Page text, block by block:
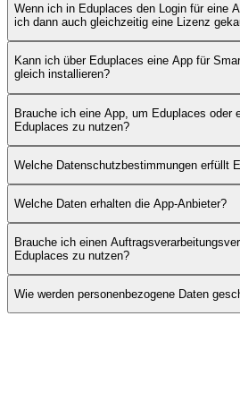
Wenn ich in Eduplaces den Login für eine
ich dann auch gleichzeitig eine Lizenz
Kann ich über Eduplaces eine App für
gleich installieren?
Brauche ich eine App, um Eduplaces oder
Eduplaces zu nutzen?
Welche Datenschutzbestimmungen erfüllt
Welche Daten erhalten die App-Anbieter?
Brauche ich einen
Eduplaces zu nutzen?
Wie werden personenbezogene Daten